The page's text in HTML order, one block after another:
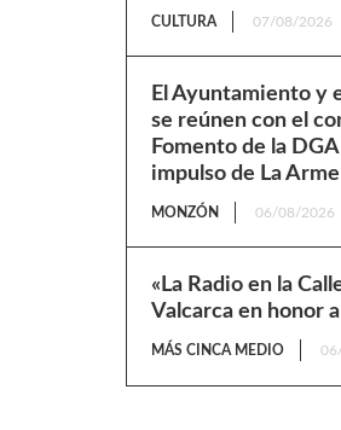
CULTURA 07/08/2026
El Ayuntamiento y
se reúnen con el
Fomento de la
impulso de La
MONZÓN 06/08/2026
«La Radio en la
Valcarca en honor
MÁS CINCA MEDIO